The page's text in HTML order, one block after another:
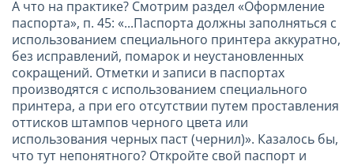
А что на практике? Смотрим раздел «Оформление
паспорта», п. 45: «...Паспорта должны заполняться с
использованием специального принтера аккуратно,
без исправлений, помарок и неустановленных
сокращений. Отметки и записи в паспортах
производятся с использованием специального
принтера, а при его отсутствии путем проставления
оттисков штампов черного цвета или
использования черных паст (чернил)». Казалось бы,
что тут непонятного? Откройте свой паспорт и